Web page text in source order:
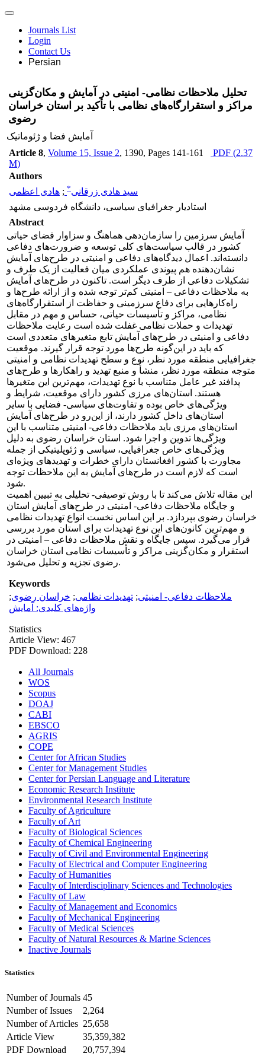
Journals List
Login
Contact Us
Persian
تحلیل ملاحظات نظامی- امنیتی در آمایش و مکان‌گزینی
مراکز و استقرارگاه‌های نظامی با تأکید بر استان خراسان
رضوی
آمایش فضا و ژئوماتیک
Article 8, Volume 15, Issue 2, 1390, Pages 141-161 PDF (2.37
M)
Authors
سید هادی زرقانی*
; هادی اعظمی
استادیار جغرافیای سیاسی، دانشگاه فردوسی مشهد
Abstract
آمایش سرزمین را سازمان‌دهی هماهنگ و سزاوار فضای حیاتی
کشور در قالب سیاست‌های کلی توسعه و ضرورت‌های دفاعی
دانسته‌اند. اعمال دیدگاه‌های دفاعی و امنیتی در طرح‌های آمایش
نشان‌دهنده هم پیوندی عملکردی میان فعالیت از یک طرف و
تشکیلات دفاعی از طرف دیگر است. تاکنون در طرح‌های آمایش
به ملاحظات دفاعی – امنیتی کم‌تر توجه شده و از ارائه طرح‌ها و
راه‌کارهایی برای دفاع سرزمینی و حفاظت از استقرارگاه‌های
نظامی، مراکز و تأسیسات حیاتی، حساس و مهم در مقابل
تهدیدات و حملات نظامی غفلت شده است رعایت ملاحظات
دفاعی و امنیتی در طرح‌های آمایش تابع متغیرهای متعددی است
که باید در این‌گونه طرح‌ها مورد توجه قرار گیرند. موقعیت
جغرافیایی منطقه مورد نظر، نوع و سطح تهدیدات نظامی و امنیتی
متوجه منطقه مورد نظر، منشأ و منبع تهدید و راهکارها و طرح‌های
پدافند غیر عامل متناسب با نوع تهدیدات، مهم‌ترین این متغیرها
هستند. استان‌های مرزی کشور دارای موقعیت، شرایط و
ویژگی‌های خاص بوده و تفاوت‌های سیاسی- فضایی با سایر
استان‌های داخل کشور دارند، از این‌رو در طرح‌های آمایش
استان‌های مرزی باید ملاحظات دفاعی- امنیتی متناسب با این
ویژگی‌ها تدوین و اجرا شود. استان خراسان رضوی به دلیل
ویژگی‌های خاص جغرافیایی، سیاسی و ژئوپلیتیکی از جمله
مجاورت با کشور افغانستان دارای خطرات و تهدیدهای ویژه‌ای
است که لازم است در طرح‌های آمایش به این ملاحظات توجه
شود.
این مقاله تلاش می‌کند تا با روش توصیفی- تحلیلی به تبیین اهمیت
و جایگاه ملاحظات دفاعی- امنیتی در طرح‌های آمایش استان
خراسان رضوی بپردازد. بر این اساس نخست انواع تهدیدات نظامی
و مهم‌ترین کانون‌های این نوع تهدیدات برای استان مورد بررسی
قرار می‌گیرد. سپس جایگاه و نقش ملاحظات دفاعی – امنیتی در
استقرار و مکان‌گزینی مراکز و تأسیسات نظامی استان خراسان
رضوی تجزیه و تحلیل می‌شود.
Keywords
ملاحظات دفاعی- امنیتی; تهدیدات نظامی; خراسان رضوی;
واژه‌های کلیدی: آمایش
Statistics
Article View: 467
PDF Download: 228
All Journals
WOS
Scopus
DOAJ
CABI
EBSCO
AGRIS
COPE
Center for African Studies
Center for Management Studies
Center for Persian Language and Literature
Economic Research Institute
Environmental Research Institute
Faculty of Agriculture
Faculty of Art
Faculty of Biological Sciences
Faculty of Chemical Engineering
Faculty of Civil and Environmental Engineering
Faculty of Electrical and Computer Engineering
Faculty of Humanities
Faculty of Interdisciplinary Sciences and Technologies
Faculty of Law
Faculty of Management and Economics
Faculty of Mechanical Engineering
Faculty of Medical Sciences
Faculty of Natural Resources & Marine Sciences
Inactive Journals
Statistics
Number of Journals 45
Number of Issues
2,264
Number of Articles 25,658
Article View
35,359,382
PDF Download
20,757,394